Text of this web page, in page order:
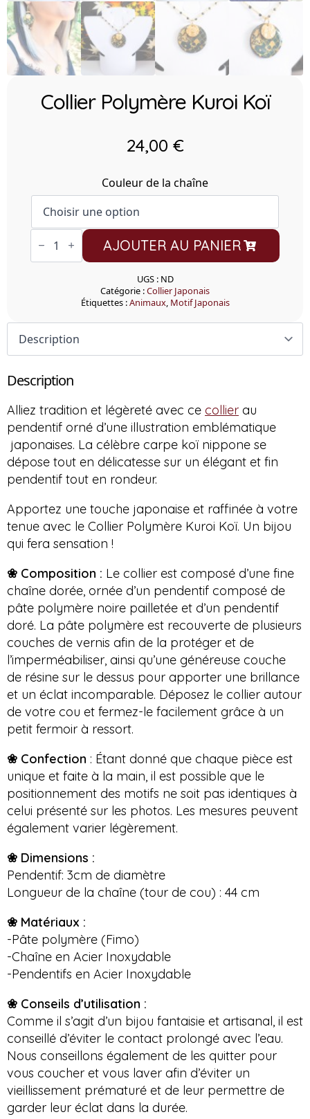
Collier Polymère Kuroi Koï
24,00 €
Couleur de la chaîne
quantité
de
Polymère
AJOUTER AU PANIER
UGS : ND
Catégorie :Collier Japonais
Étiquettes :Animaux, Motif Japonais
Description
Alliez tradition et légèreté avec ce collier au
pendentif orné d’une illustration emblématique
japonaises. La célèbre carpe koï nippone se
dépose tout en délicatesse sur un élégant et fin
pendentif tout en rondeur.
Apportez une touche japonaise et raffinée à votre
tenue avec le Collier Polymère Kuroi Koï. Un bijou
qui fera sensation !
❀ Composition : Le collier est composé d’une fine
chaîne dorée, ornée d’un pendentif composé de
pâte polymère noire pailletée et d’un pendentif
doré. La pâte polymère est recouverte de plusieurs
couches de vernis afin de la protéger et de
l’imperméabiliser, ainsi qu’une généreuse couche
de résine sur le dessus pour apporter une brillance
et un éclat incomparable. Déposez le collier autour
de votre cou et fermez-le facilement grâce à un
petit fermoir à ressort.
❀ Confection : Étant donné que chaque pièce est
unique et faite à la main, il est possible que le
positionnement des motifs ne soit pas identiques à
celui présenté sur les photos. Les mesures peuvent
également varier légèrement.
❀ Dimensions :
Pendentif: 3cm de diamètre
Longueur de la chaîne (tour de cou) : 44 cm
❀ Matériaux :
-Pâte polymère (Fimo)
-Chaîne en Acier Inoxydable
-Pendentifs en Acier Inoxydable
❀ Conseils d’utilisation :
Comme il s’agit d’un bijou fantaisie et artisanal, il est
conseillé d’éviter le contact prolongé avec l’eau.
Nous conseillons également de les quitter pour
vous coucher et vous laver afin d’éviter un
vieillissement prématuré et de leur permettre de
garder leur éclat dans la durée.